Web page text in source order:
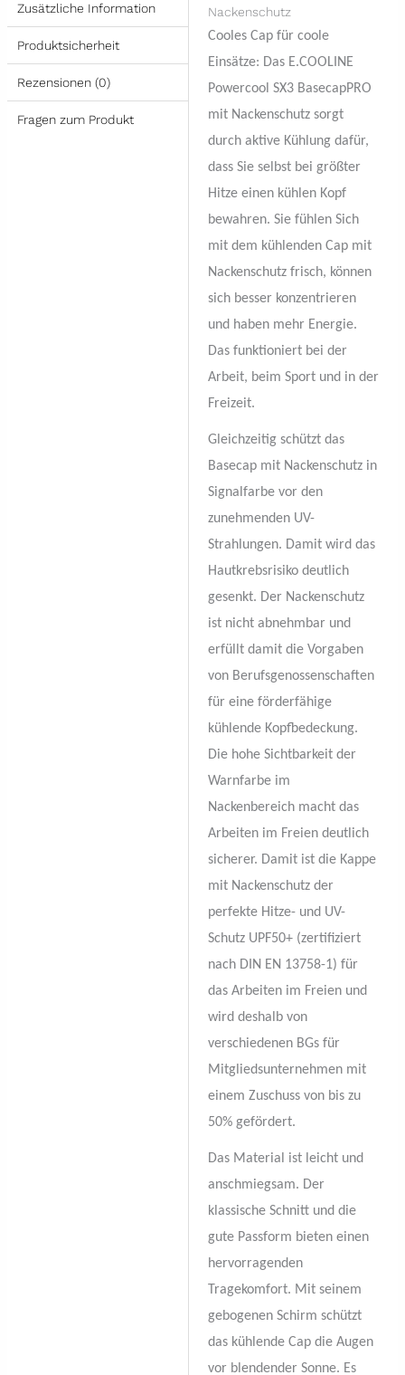
Zusätzliche Information
Produktsicherheit
Rezensionen (0)
Fragen zum Produkt
Nackenschutz
Cooles Cap für coole
Einsätze: Das E.COOLINE
Powercool SX3 BasecapPRO
mit Nackenschutz sorgt
durch aktive Kühlung dafür,
dass Sie selbst bei größter
Hitze einen kühlen Kopf
bewahren. Sie fühlen Sich
mit dem kühlenden Cap mit
Nackenschutz frisch, können
sich besser konzentrieren
und haben mehr Energie.
Das funktioniert bei der
Arbeit, beim Sport und in der
Freizeit.
Gleichzeitig schützt das
Basecap mit Nackenschutz in
Signalfarbe vor den
zunehmenden UV-
Strahlungen. Damit wird das
Hautkrebsrisiko deutlich
gesenkt. Der Nackenschutz
ist nicht abnehmbar und
erfüllt damit die Vorgaben
von Berufsgenossenschaften
für eine förderfähige
kühlende Kopfbedeckung.
Die hohe Sichtbarkeit der
Warnfarbe im
Nackenbereich macht das
Arbeiten im Freien deutlich
sicherer. Damit ist die Kappe
mit Nackenschutz der
perfekte Hitze- und UV-
Schutz UPF50+ (zertifiziert
nach DIN EN 13758-1) für
das Arbeiten im Freien und
wird deshalb von
verschiedenen BGs für
Mitgliedsunternehmen mit
einem Zuschuss von bis zu
50% gefördert.
Das Material ist leicht und
anschmiegsam. Der
klassische Schnitt und die
gute Passform bieten einen
hervorragenden
Tragekomfort. Mit seinem
gebogenen Schirm schützt
das kühlende Cap die Augen
vor blendender Sonne. Es